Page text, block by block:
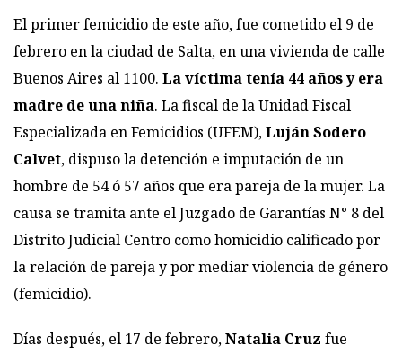
El primer femicidio de este año, fue cometido el 9 de
febrero en la ciudad de Salta, en una vivienda de calle
Buenos Aires al 1100. La víctima tenía 44 años y era
madre de una niña. La fiscal de la Unidad Fiscal
Especializada en Femicidios (UFEM),Luján Sodero
Calvet, dispuso la detención e imputación de un
hombre de 54 ó 57 años que era pareja de la mujer. La
causa se tramita ante el Juzgado de Garantías N° 8 del
Distrito Judicial Centro como homicidio calificado por
la relación de pareja y por mediar violencia de género
(femicidio).
Días después, el 17 de febrero,Natalia Cruz fue